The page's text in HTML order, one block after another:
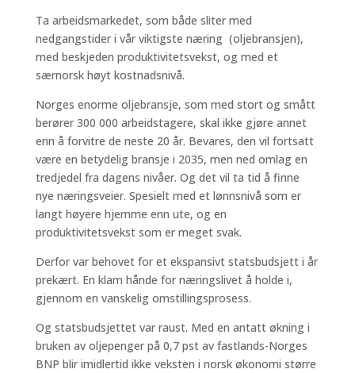
Ta arbeidsmarkedet, som både sliter med
nedgangstider i vår viktigste næring (oljebransjen),
med beskjeden produktivitetsvekst, og med et
særnorsk høyt kostnadsnivå.
Norges enorme oljebransje, som med stort og smått
berører 300 000 arbeidstagere, skal ikke gjøre annet
enn å forvitre de neste 20 år. Bevares, den vil fortsatt
være en betydelig bransje i 2035, men ned omlag en
tredjedel fra dagens nivåer. Og det vil ta tid å finne
nye næringsveier. Spesielt med et lønnsnivå som er
langt høyere hjemme enn ute, og en
produktivitetsvekst som er meget svak.
Derfor var behovet for et ekspansivt statsbudsjett i år
prekært. En klam hånde for næringslivet å holde i,
gjennom en vanskelig omstillingsprosess.
Og statsbudsjettet var raust. Med en antatt økning i
bruken av oljepenger på 0,7 pst av fastlands-Norges
BNP blir imidlertid ikke veksten i norsk økonomi større